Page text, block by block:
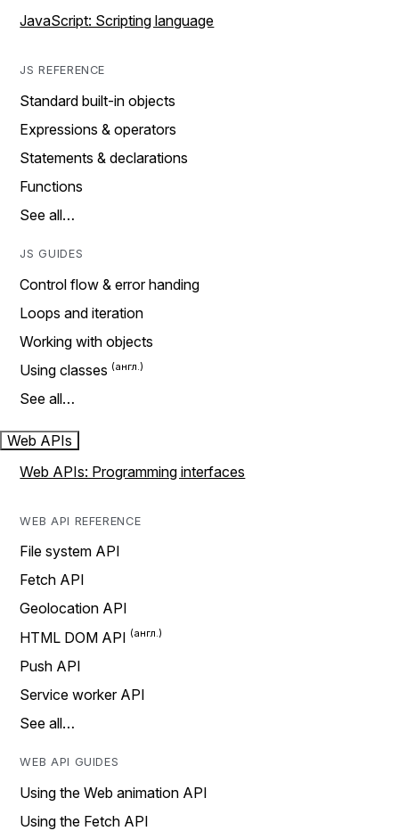
JavaScript: Scripting language
JS REFERENCE
Standard built-in objects
Expressions & operators
Statements & declarations
Functions
See all…
JS GUIDES
Control flow & error handing
Loops and iteration
Working with objects
Using classes
See all…
Web APIs
Web APIs: Programming interfaces
WEB API REFERENCE
File system API
Fetch API
Geolocation API
HTML DOM API
Push API
Service worker API
See all…
WEB API GUIDES
Using the Web animation API
Using the Fetch API